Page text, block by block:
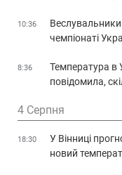
10:36
чемпіонаті
8:36
Температура в
повідомила,
4 Серпня
18:30
У Вінниці
новий